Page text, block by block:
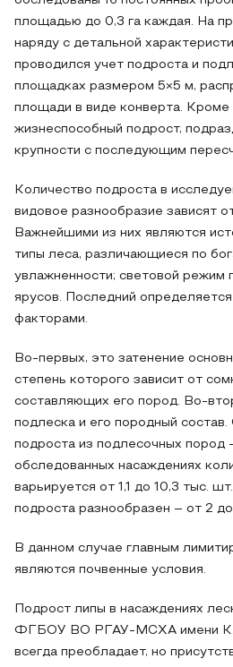
площадью до 0,3 га каждая. На
наряду с детальной
проводился учет подроста и
площадках размером 5×5 м,
площади в виде конверта. Кроме
жизнеспособный подрост,
крупности с последующим
Количество подроста в
видовое разнообразие зависят
Важнейшими из них являются
типы леса, различающиеся по
увлажненности; световой режим
ярусов. Последний
факторами.
Во-первых, это затенение
степень которого зависит от
составляющих его пород. Во-
подлеска и его породный
подроста из подлесочных пород
обследованных насаждениях
варьируется от 1,1 до 10,3 тыс.
подроста разнообразен – от 2
В данном случае главным
являются почвенные условия.
Подрост липы в насаждениях
ФГБОУ ВО РГАУ-МСХА имени К.
всегда преобладает, но